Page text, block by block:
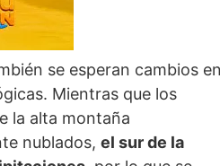
se esperan cambios
Mientras que los
la alta montaña
nublados, el sur de la